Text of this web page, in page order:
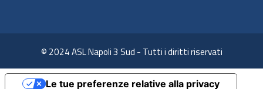
© 2024 ASL Napoli 3 Sud - Tutti i diritti riservati
Le tue preferenze relative alla privacy